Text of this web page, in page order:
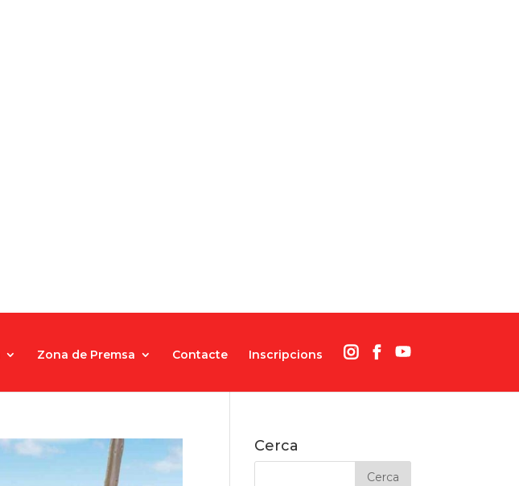
Zona de Premsa Contacte Inscripcions
Cerca